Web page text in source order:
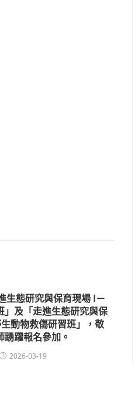
生態研究與保育現場 I－
」及「走進生態研究與保
動物救傷研習班」，敬
踴躍報名參加。
2026-03-19